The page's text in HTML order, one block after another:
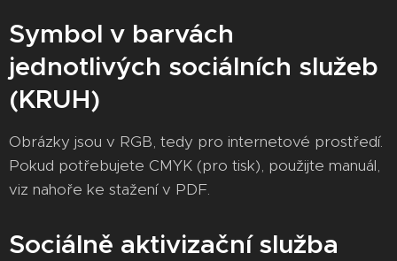
Symbol v barvách
jednotlivých sociálních služeb
(KRUH)
Obrázky jsou v RGB, tedy pro internetové prostředí.
Pokud potřebujete CMYK (pro tisk), použijte manuál,
viz nahoře ke stažení v PDF.
Sociálně aktivizační služba